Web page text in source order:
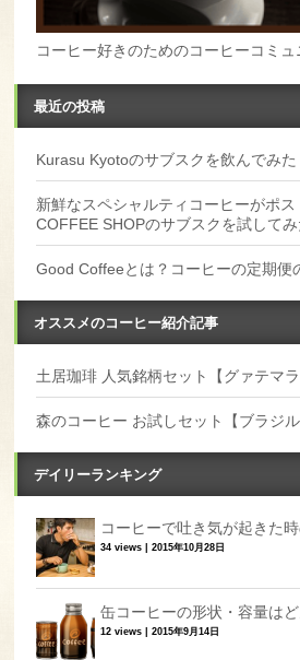
コーヒー好きのためのコーヒーコミュ
最近の投稿
Kurasu Kyotoのサブスクを飲んでみ
新鮮なスペシャルティコーヒーがポ
COFFEE SHOPのサブスクを試してみ
Good Coffeeとは？コーヒーの定期便
オススメのコーヒー紹介記事
土居珈琲 人気銘柄セット【グァテマ
森のコーヒー お試しセット【ブラジル
デイリーランキング
コーヒーで吐き気が起きた
34 views |2015年10月28日
缶コーヒーの形状・容量は
12 views |2015年9月14日